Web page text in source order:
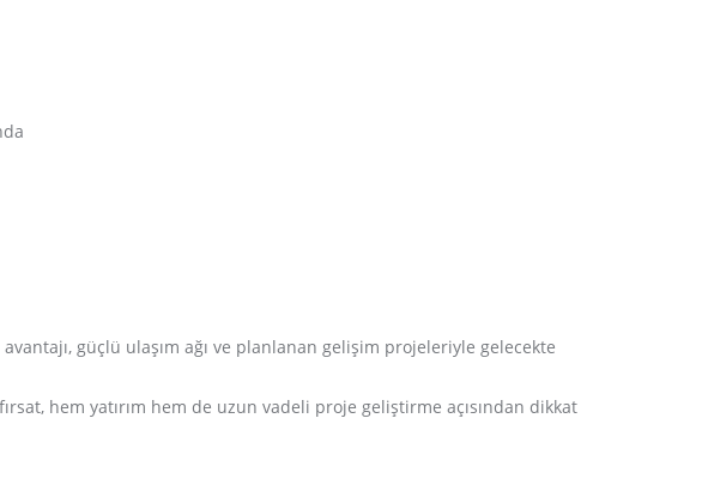
güçlü ulaşım ağı ve planlanan gelişim projeleriyle gelecekte
hem yatırım hem de uzun vadeli proje geliştirme açısından dikkat